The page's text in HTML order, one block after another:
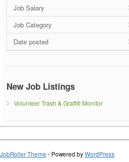
Job Salary
Job Category
Date posted
New Job Listings
Volunteer Trash & Graffiti Monitor
JobRoller Theme - Powered byWordPress